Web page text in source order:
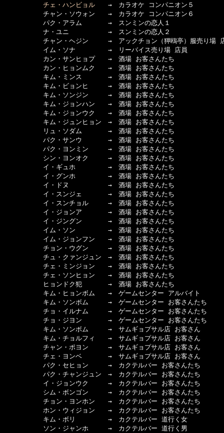
チェ・ハンビョル →　カラオケ コンパニオン５
チャン・ソウォン　　→　カラオケ コンパニオン６
パク・アラム　　　　→　スンミンの恋人１
ナ・ユニ　　　　　　→　スンミンの恋人２
チャン・ヘジン　　　→　アックチョン（狎鴎亭）服売り場
イム・ソナ　　　　　→　リーバイス売り場 店員
カン・サンヒョプ　　→　酒場 お客さんたち
カン・ヒョンムク　　→　酒場 お客さんたち
キム・ミンス　　　　→　酒場 お客さんたち
キム・ビョンヒ　　　→　酒場 お客さんたち
キム・ソンジン　　　→　酒場 お客さんたち
キム・ジョンハン　　→　酒場 お客さんたち
キム・ジョンウク　　→　酒場 お客さんたち
キム・ジュンヒョン　→　酒場 お客さんたち
リュ・ソダム　　　　→　酒場 お客さんたち
パク・サンウ　　　　→　酒場 お客さんたち
パク・ヨンミン　　　→　酒場 お客さんたち
シン・ヨンオク　　　→　酒場 お客さんたち
イ・ギュホ　　　　　→　酒場 お客さんたち
イ・グンホ　　　　　→　酒場 お客さんたち
イ・ドヌ　　　　　　→　酒場 お客さんたち
イ・スンジェ　　　　→　酒場 お客さんたち
イ・スンチョル　　　→　酒場 お客さんたち
イ・ジョンア　　　　→　酒場 お客さんたち
イ・ジングン　　　　→　酒場 お客さんたち
イム・ソン　　　　　→　酒場 お客さんたち
イム・ジョンフン　　→　酒場 お客さんたち
チョン・ウグン　　　→　酒場 お客さんたち
チュ・クァンジュン　→　酒場 お客さんたち
チェ・ミンジョン　　→　酒場 お客さんたち
チェ・ソンヒョン　　→　酒場 お客さんたち
ヒョンドク犯　　　　→　酒場 お客さんたち
キム・ヒョンボム　　→　ゲームセンター アルバイト
キム・ソンボム　　　→　ゲームセンター お客さんたち
チョ・イルナム　　　→　ゲームセンター お客さんたち
チョ・ジヨン　　　　→　ゲームセンター お客さんたち
キム・ソンボム　　　→　サムギョプサル店 お客さん
キム・チョルフィ　　→　サムギョプサル店 お客さん
チャン・ポヨン　　　→　サムギョプサル店 お客さん
チェ・ヨンベ　　　　→　サムギョプサル店 お客さん
パク・セヒョン　　　→　カクテルバー お客さんたち
パク・チャンジュン　→　カクテルバー お客さんたち
イ・ジョンウク　　　→　カクテルバー お客さんたち
シム・ボンゴン　　　→　カクテルバー お客さんたち
チョン・ヨンホン　　→　カクテルバー お客さんたち
ホン・ウィジョン　　→　カクテルバー お客さんたち
キム・ボリ　　　　　→　カクテルバー 道行く女
ソン・ジャンホ　　　→　カクテルバー 道行く男